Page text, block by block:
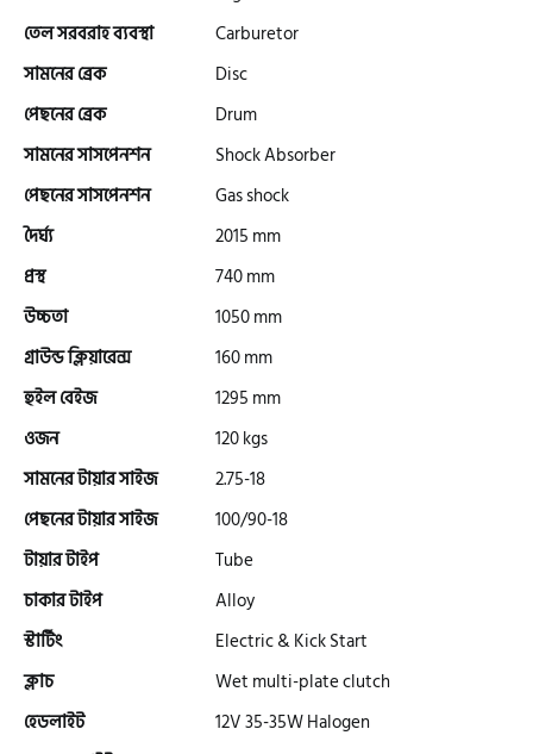
বেনেট (Bennett)
বিএমডাব্লিউ (BMW)
রিগাল র‍্যাপটার (Regal Raptor)
অ্যাটলাস জংশেন
জিপিএক্স (GPX)
তেল সরবরাহ ব্যবস্থা
Carburetor
সামনের ব্রেক
Disc
পেছনের ব্রেক
Drum
সামনের সাসপেনশন
Shock Absorber
পেছনের সাসপেনশন
Gas shock
দৈর্ঘ্য
2015 mm
প্রস্থ
740 mm
উচ্চতা
1050 mm
গ্রাউন্ড ক্লিয়ারেন্স
160 mm
হুইল বেইজ
1295 mm
ওজন
120 kgs
সামনের টায়ার সাইজ
2.75-18
পেছনের টায়ার সাইজ
100/90-18
টায়ার টাইপ
Tube
চাকার টাইপ
Alloy
স্টার্টিং
Electric & Kick Start
ক্লাচ
Wet multi-plate clutch
হেডলাইট
12V 35-35W Halogen